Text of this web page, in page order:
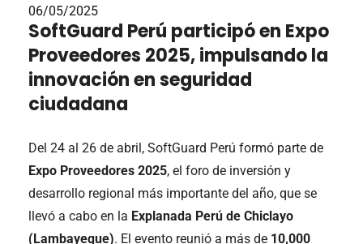
06/05/2025
SoftGuard Perú participó en Expo
Proveedores 2025, impulsando la
innovación en seguridad
ciudadana
Del 24 al 26 de abril, SoftGuard Perú formó parte de
Expo Proveedores 2025, el foro de inversión y
desarrollo regional más importante del año, que se
llevó a cabo en la Explanada Perú de Chiclayo
(Lambayeque). El evento reunió a más de 10,000